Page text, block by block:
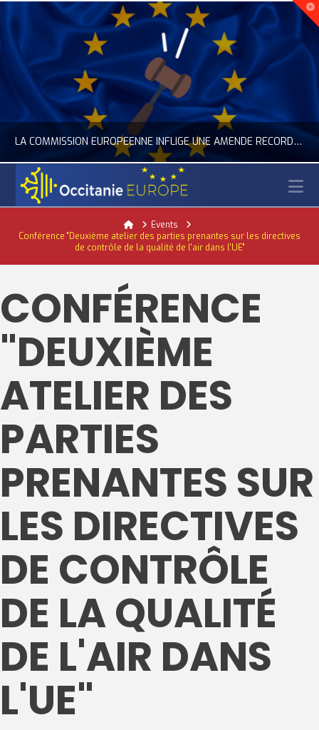
LA COMMISSION EUROPÉENNE INFLIGE UNE AMENDE RECORD À GOOGLE
ACTUALITÉ DE L'UNION EUROPÉENNE, ACTUALITÉ DE LA REPRÉSENTATION D’OCCITANIE EUROPE, NUMÉRIQUE- DIGITAL
HomeEvents
Conférence "Deuxième atelier des parties prenantes sur les directives
de contrôle de la qualité de l'air dans l'UE"
CONFÉRENCE
"DEUXIÈME
ATELIER DES
PARTIES
PRENANTES SUR
LES DIRECTIVES
DE CONTRÔLE
DE LA QUALITÉ
DE L'AIR DANS
L'UE"